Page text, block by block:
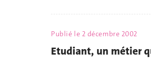
Publié le 2 décembre 2002
Etudiant, un métier